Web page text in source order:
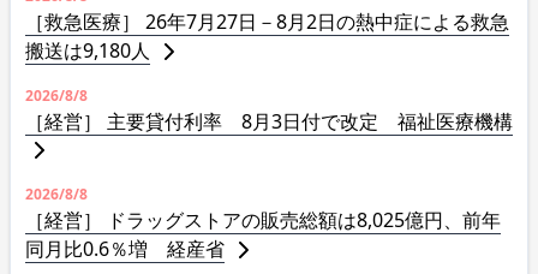
［救急医療］ 26年7月27日－8月2日の熱中症による救急
搬送は9,180人
2026/8/8
［経営］ 主要貸付利率 8月3日付で改定 福祉医療機構
2026/8/8
［経営］ ドラッグストアの販売総額は8,025億円、前年
同月比0.6％増 経産省